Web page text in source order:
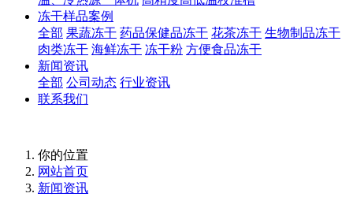
冻干样品案例
全部 果蔬冻干 药品保健品冻干 花茶冻干 生物制品冻干
肉类冻干 海鲜冻干 冻干粉 方便食品冻干
新闻资讯
全部 公司动态 行业资讯
联系我们
你的位置
网站首页
新闻资讯